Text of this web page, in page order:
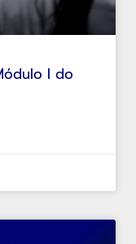
I do